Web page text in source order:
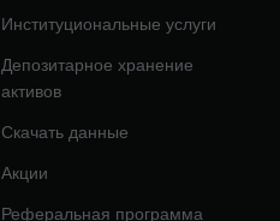
Институциональные услуги
Депозитарное хранение
активов
Скачать данные
Акции
Реферальная программа